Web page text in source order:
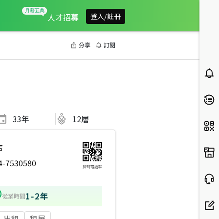
人才招募 登入/註冊
分享 訂閱
33年 12層
7530580
掃碼電話聊
從業時間1-2年